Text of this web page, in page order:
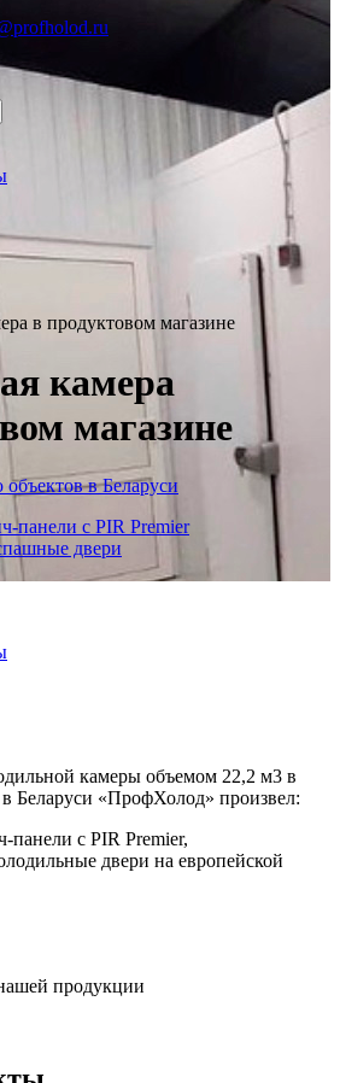
в продуктовом магазине
камера
магазине
в Беларуси
панели с PIR Premier
двери
камеры объемом 22,2 м3 в
Беларуси «ПрофХолод» произвел:
панели с PIR Premier,
двери на европейской
продукции